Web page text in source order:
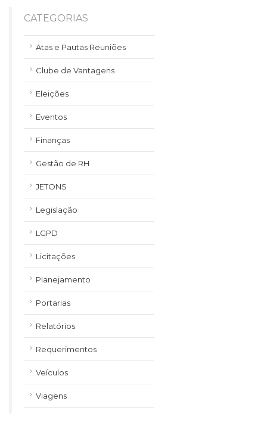
CATEGORIAS
Atas e Pautas Reuniões
Clube de Vantagens
Eleições
Eventos
Finanças
Gestão de RH
JETONS
Legislação
LGPD
Licitações
Planejamento
Portarias
Relatórios
Requerimentos
Veículos
Viagens